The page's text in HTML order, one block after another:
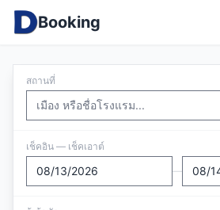
Booking
สถานที่
เช็คอิน — เช็คเอาต์
—